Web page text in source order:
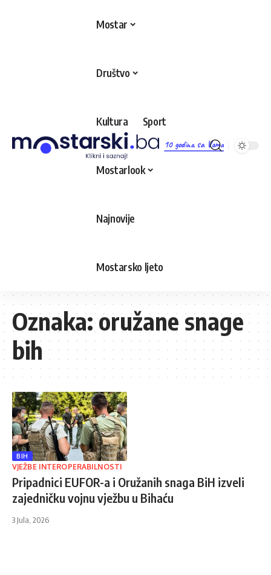
10 godina sa Vama
Mostar
Društvo
Kultura Sport
Mostarlook
Najnovije
Mostarsko ljeto
Oznaka:oružane snage
bih
BIH
VJEŽBE INTEROPERABILNOSTI
Pripadnici EUFOR-a i Oružanih snaga BiH izveli
zajedničku vojnu vježbu u Bihaću
3 Jula, 2026